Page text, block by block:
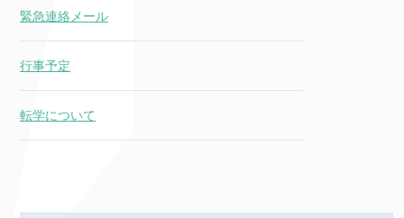
緊急連絡メール
行事予定
転学について